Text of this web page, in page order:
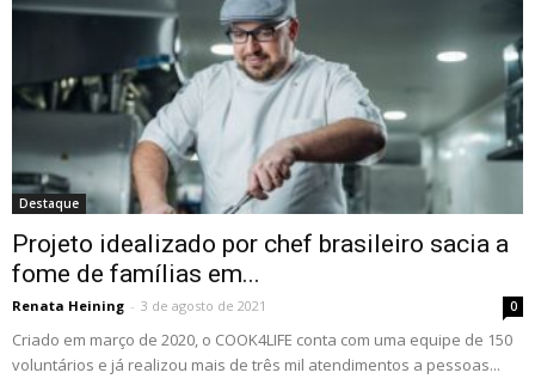
Destaque
Projeto idealizado por chef brasileiro sacia a
fome de famílias em...
Renata Heining - 3 de agosto de 2021 0
Criado em março de 2020, o COOK4LIFE conta com uma equipe de 150
voluntários e já realizou mais de três mil atendimentos a pessoas...